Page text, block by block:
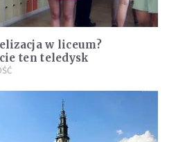
w liceum?
ten teledysk